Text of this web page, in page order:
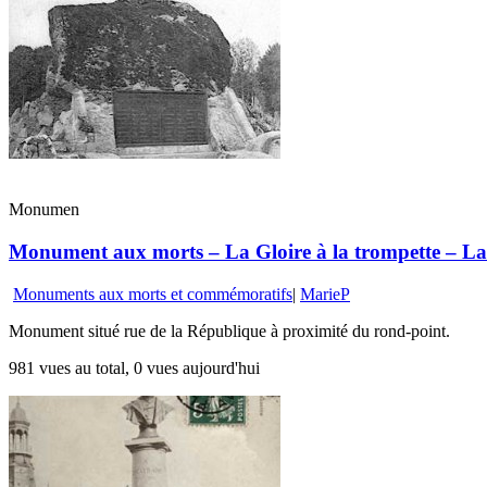
Monumen
Monument aux morts – La Gloire à la trompette –
Monuments aux morts et commémoratifs| MarieP
Monument situé rue de la République à proximité du rond-point.
981 vues au total, 0 vues aujourd'hui